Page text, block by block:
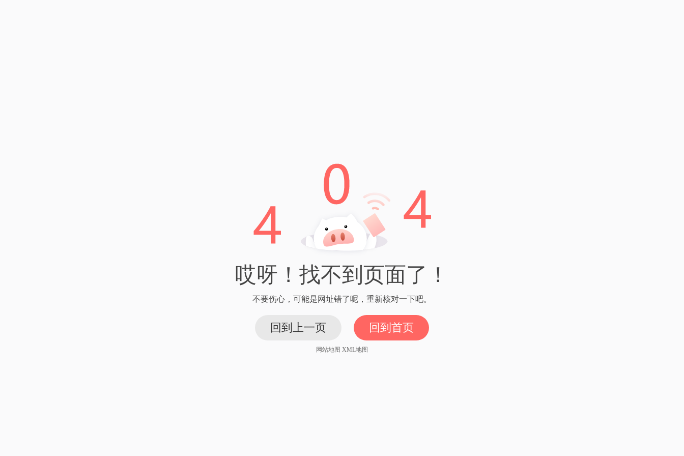
哎呀！找不到页面了！
不要伤心，可能是网址错了呢，重新核对一下吧。
回到上一页 回到首页
网站地图 XML地图